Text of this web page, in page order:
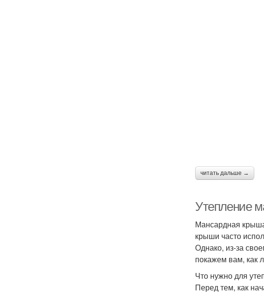
читать дальше →
Утепление
Мансардная
крыши часто
Однако, из-за
покажем вам, как
Что нужно для
Перед тем, как